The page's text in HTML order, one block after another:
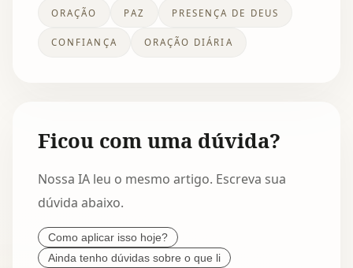
ORAÇÃO PAZ PRESENÇA DE DEUS
CONFIANÇA ORAÇÃO DIÁRIA
Ficou com uma dúvida?
Nossa IA leu o mesmo artigo. Escreva sua
dúvida abaixo.
Como aplicar isso hoje?
Ainda tenho dúvidas sobre o que li